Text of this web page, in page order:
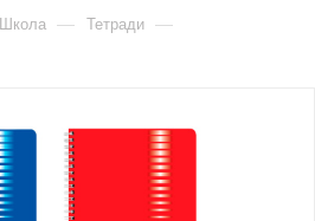
Школа — Тетради —